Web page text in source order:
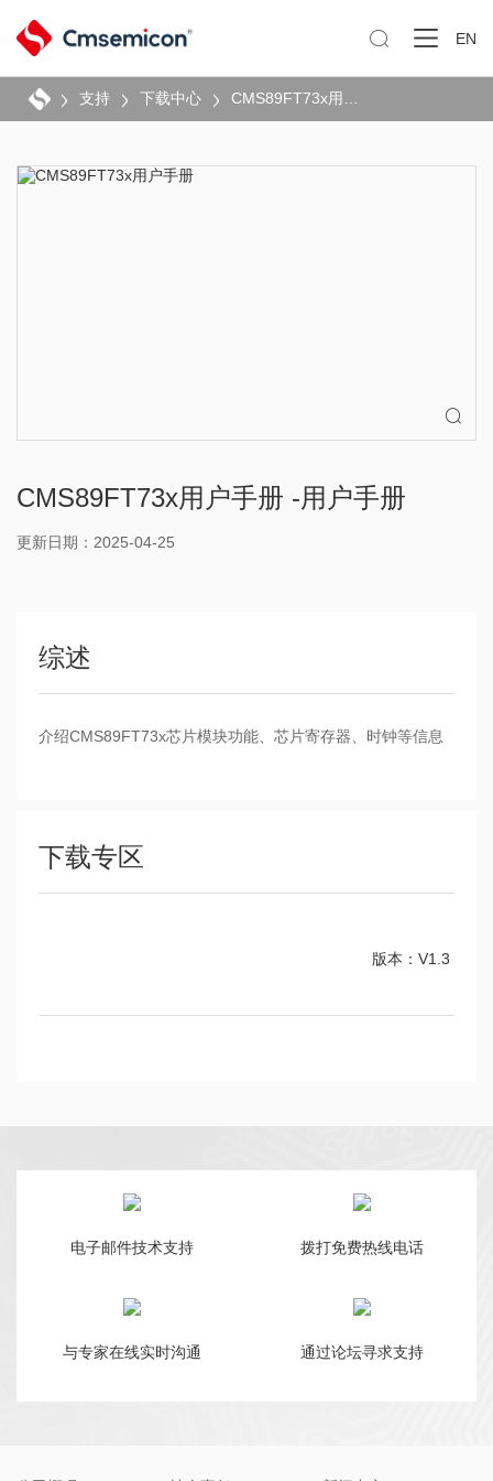
 EN
支持 下载中心

CMS89FT73x用户手册 -用户手册
更新日期：2025-04-25
综述
介绍CMS89FT73x芯片模块功能、芯片寄存器、时钟等信息
下载专区
版本：V1.3
电子邮件技术支持 拨打免费热线电话
与专家在线实时沟通 通过论坛寻求支持